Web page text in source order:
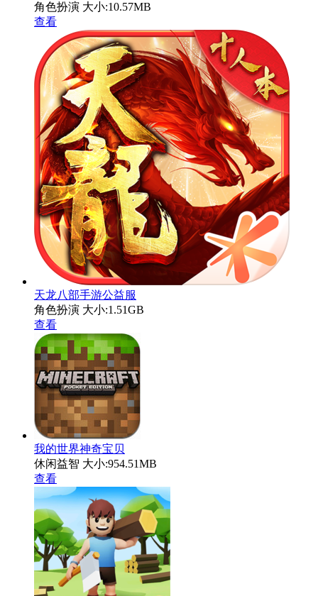
角色扮演 大小:10.57MB
查看
天龙八部手游公益服
角色扮演 大小:1.51GB
查看
我的世界神奇宝贝
休闲益智 大小:954.51MB
查看